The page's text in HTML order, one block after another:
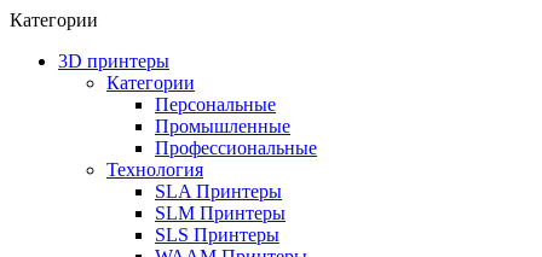
Категории
3D принтеры
Категории
Персональные
Промышленные
Профессиональные
Технология
SLA Принтеры
SLM Принтеры
SLS Принтеры